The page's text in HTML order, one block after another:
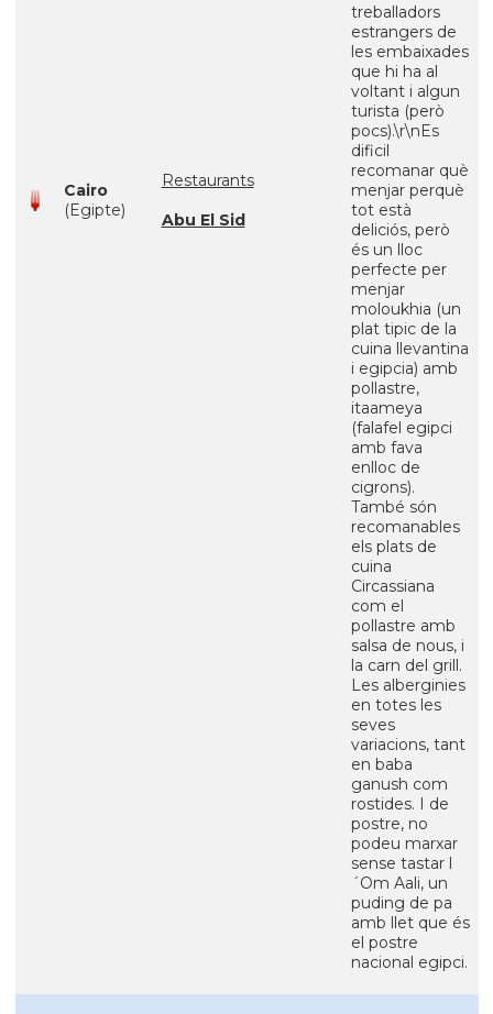
Cairo
(Egipte)
Restaurants
Abu El Sid
treballadors
estrangers de
les embaixades
que hi ha al
voltant i algun
turista (però
pocs).\r\nEs
dificil
recomanar què
menjar perquè
tot està
deliciós, però
és un lloc
perfecte per
menjar
moloukhia (un
plat tipic de la
cuina llevantina
i egipcia) amb
pollastre,
itaameya
(falafel egipci
amb fava
enlloc de
cigrons).
També són
recomanables
els plats de
cuina
Circassiana
com el
pollastre amb
salsa de nous, i
la carn del grill.
Les alberginies
en totes les
seves
variacions, tant
en baba
ganush com
rostides. I de
postre, no
podeu marxar
sense tastar l
´Om Aali, un
puding de pa
amb llet que és
el postre
nacional egipci.